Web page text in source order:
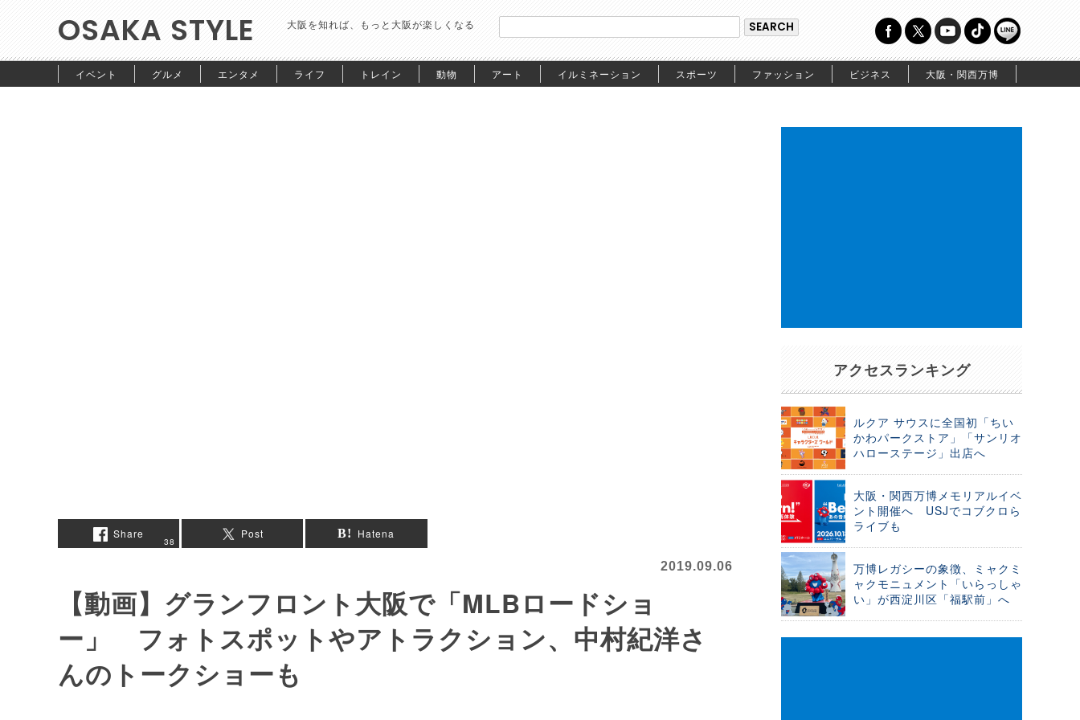
OSAKA STYLE 大阪を知れば、もっと大阪が楽しくなる
イベント グルメ エンタメ ライフ トレイン 動物 アート イルミネーション スポーツ ファッション ビジネス 大阪・関西万博
Share
38
Post Hatena
2019.09.06
【動画】グランフロント大阪で「MLBロードショ
ー」 フォトスポットやアトラクション、中村紀洋さ
んのトークショーも
アクセスランキング
ルクア サウスに全国初「ちい
かわパークストア」「サンリオ
ハローステージ」出店へ
大阪・関西万博メモリアルイベ
ント開催へ USJでコブクロら
ライブも
万博レガシーの象徴、ミャクミ
ャクモニュメント「いらっしゃ
い」が西淀川区「福駅前」へ